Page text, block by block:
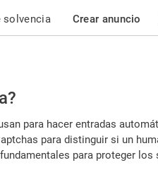
solvencia Crear anuncio
para hacer entradas
para distinguir si un
para proteger